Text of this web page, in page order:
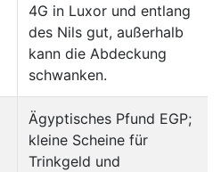
4G in Luxor und entlang
des Nils gut, außerhalb
kann die Abdeckung
schwanken.
Ägyptisches Pfund EGP;
kleine Scheine für
Trinkgeld und